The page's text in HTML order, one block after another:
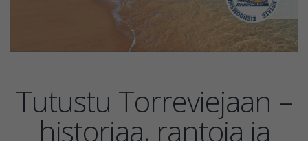
Tutustu Torreviejaan –
historiaa, rantoja ja